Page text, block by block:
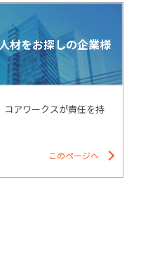
材をお探しの企業様
アワークスが責任を持
このページへ